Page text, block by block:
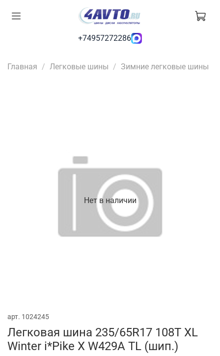
+74957272286
Главная Легковые шины Зимние легковые шины
Нет в наличии
арт. 1024245
Легковая шина 235/65R17 108T XL
Winter i*Pike X W429A TL (шип.)